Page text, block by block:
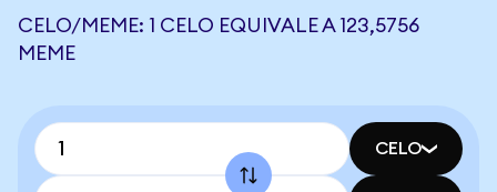
CELO/MEME: 1 CELO EQUIVALE A 123,5756
MEME
CELO